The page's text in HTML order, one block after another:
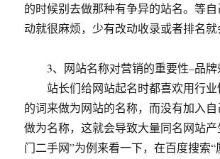
的时候别去做那种有争异的站名。等
动就很麻烦，少有改动收录或者排名就
3、网站名称对营销的重要性–品牌
站长们给网站起名时都喜欢用行业
的词来做为网站的名称，而没有加入
做为名称，这就会导致大量同名网站
门二手网”为例来看一下，在百度搜索“